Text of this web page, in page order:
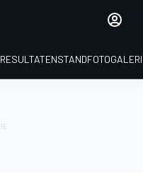
RESULTATENSTAND